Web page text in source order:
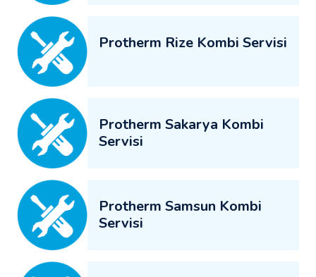
Protherm Rize Kombi Servisi
Protherm Sakarya Kombi
Servisi
Protherm Samsun Kombi
Servisi